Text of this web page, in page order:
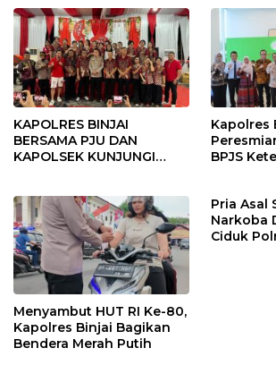
KAPOLRES BINJAI
BERSAMA PJU DAN
KAPOLSEK KUNJUNGI
Kapolres
BPJS
Menyambut HUT RI Ke-80,
Kapolres Binjai Bagikan
Bendera Merah Putih
Pria Asal
Narkoba
Ciduk